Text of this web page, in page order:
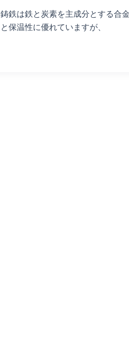
鋳鉄は鉄と炭素を主成分とする合
と保温性に優れていますが、